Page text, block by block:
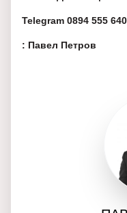
Telegram 0894 555 640
: Павел Петров